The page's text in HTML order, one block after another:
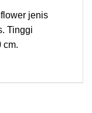
jenis
Tinggi
cm.